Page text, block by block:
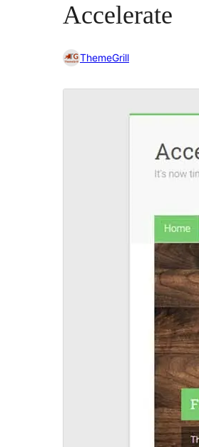
Accelerate
ThemeGrill